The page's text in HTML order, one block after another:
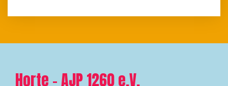
Horte – AJP 1260 e.V.